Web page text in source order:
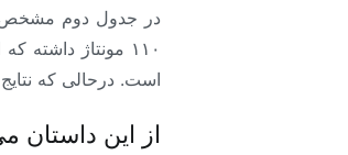
است. درحالی که
از این